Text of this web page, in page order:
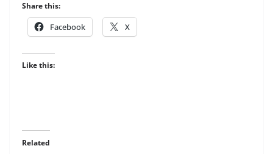
Share this:
Facebook X
Like this:
Related